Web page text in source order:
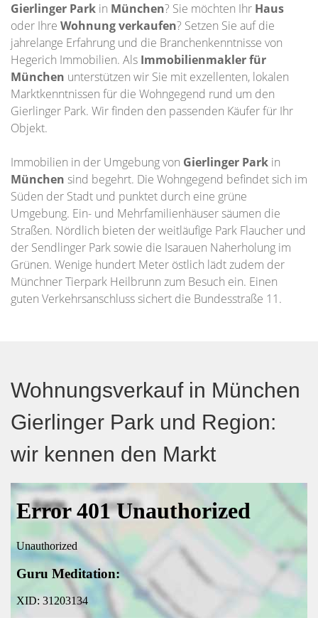
Gierlinger Park in München? Sie möchten Ihr Haus
oder Ihre Wohnungverkaufen? Setzen Sie auf die
jahrelange Erfahrung und die Branchenkenntnisse von
Hegerich Immobilien. Als Immobilienmakler für
München unterstützen wir Sie mit exzellenten, lokalen
Marktkenntnissen für die Wohngegend rund um den
Gierlinger Park. Wir finden den passenden Käufer für Ihr
Objekt.
Immobilien in der Umgebung von Gierlinger Park in
München sind begehrt. Die Wohngegend befindet sich im
Süden der Stadt und punktet durch eine grüne
Umgebung. Ein- und Mehrfamilienhäuser säumen die
Straßen. Nördlich bieten der weitläufige Park Flaucher und
der Sendlinger Park sowie die Isarauen Naherholung im
Grünen. Wenige hundert Meter östlich lädt zudem der
Münchner Tierpark Heilbrunn zum Besuch ein. Einen
guten Verkehrsanschluss sichert die Bundesstraße 11.
Wohnungsverkauf in München
Gierlinger Park und Region:
wir kennen den Markt